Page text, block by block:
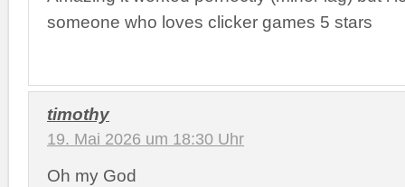
someone who loves clicker games 5 stars
timothy
19. Mai 2026 um 18:30 Uhr
Oh my God